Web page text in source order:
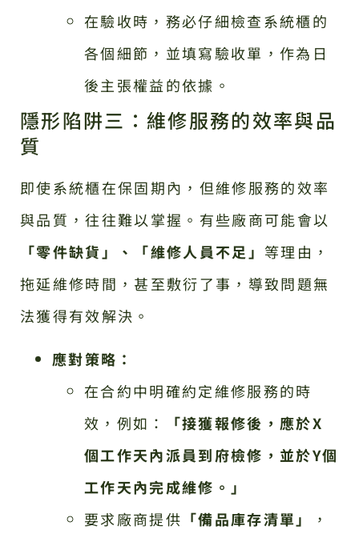
在驗收時，務必仔細檢查系統櫃的
各個細節，並填寫驗收單，作為日
後主張權益的依據。
隱形陷阱三：維修服務的效率與品
質
即使系統櫃在保固期內，但維修服務的效率
與品質，往往難以掌握。有些廠商可能會以
「零件缺貨」、「維修人員不足」 等理由，
拖延維修時間，甚至敷衍了事，導致問題無
法獲得有效解決。
應對策略：
在合約中明確約定維修服務的時
效，例如：
「接獲報修後，應於X
個工作天內派員到府檢修，並於Y個
工作天內完成維修。」
要求廠商提供 「備品庫存清單」
，